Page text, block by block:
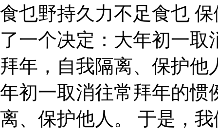
食乜野持久力不足食乜
了一个决定：大年初一
拜年，自我隔离、保护
年初一取消往常拜年的惯
离、保护他人。 于是，